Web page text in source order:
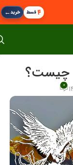
۴قسط خرید←
چیست؟
0